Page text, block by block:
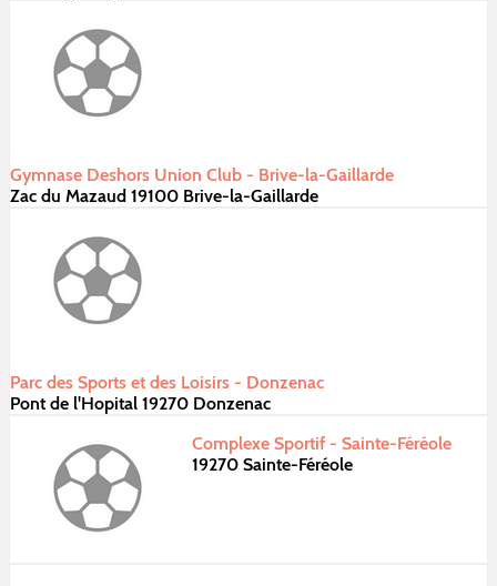
Gymnase Deshors Union Club - Brive-la-Gaillarde
Zac du Mazaud 19100 Brive-la-Gaillarde
Parc des Sports et des Loisirs - Donzenac
Pont de l'Hopital 19270 Donzenac
Complexe Sportif - Sainte-Féréole
19270 Sainte-Féréole